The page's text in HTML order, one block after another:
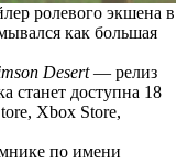
ролевого экшена в
как большая
Desert— релиз
станет доступна 18
Xbox Store,
по имени